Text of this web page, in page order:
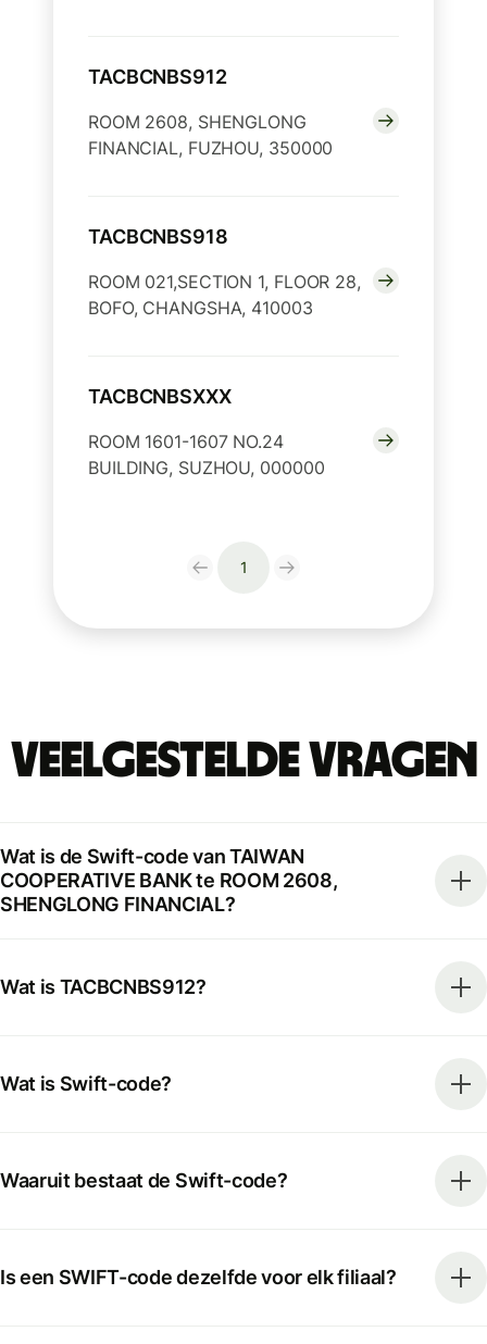
TACBCNBS912
ROOM 2608, SHENGLONG
FINANCIAL, FUZHOU, 350000
TACBCNBS918
ROOM 021,SECTION 1, FLOOR 28,
BOFO, CHANGSHA, 410003
TACBCNBSXXX
ROOM 1601-1607 NO.24
BUILDING, SUZHOU, 000000
1
Veelgestelde vragen
Wat is de Swift-code van TAIWAN
COOPERATIVE BANK te ROOM 2608,
SHENGLONG FINANCIAL?
Wat is TACBCNBS912?
Wat is Swift-code?
Waaruit bestaat de Swift-code?
Is een SWIFT-code dezelfde voor elk filiaal?